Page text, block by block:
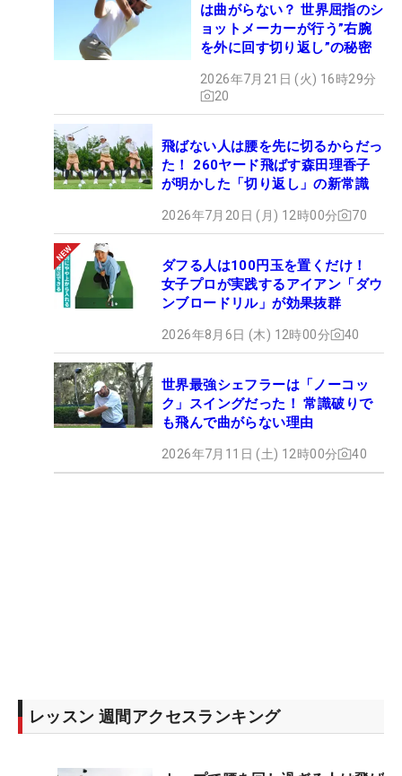
は曲がらない？ 世界屈指のシ
ョットメーカーが行う”右腕
を外に回す切り返し”の秘密
2026年7月21日 (火) 16時29分
20
飛ばない人は腰を先に切るからだっ
た！ 260ヤード飛ばす森田理香子
が明かした「切り返し」の新常識
2026年7月20日 (月) 12時00分 70
ダフる人は100円玉を置くだけ！
女子プロが実践するアイアン「ダウ
ンブロードリル」が効果抜群
2026年8月6日 (木) 12時00分 40
世界最強シェフラーは「ノーコッ
ク」スイングだった！ 常識破りで
も飛んで曲がらない理由
2026年7月11日 (土) 12時00分 40
レッスン 週間アクセスランキング